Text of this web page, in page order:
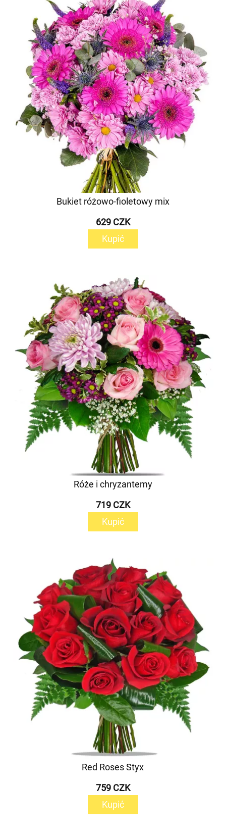
Bukiet różowo-fioletowy mix
629 CZK
Kupić
Róże i chryzantemy
719 CZK
Kupić
Red Roses Styx
759 CZK
Kupić